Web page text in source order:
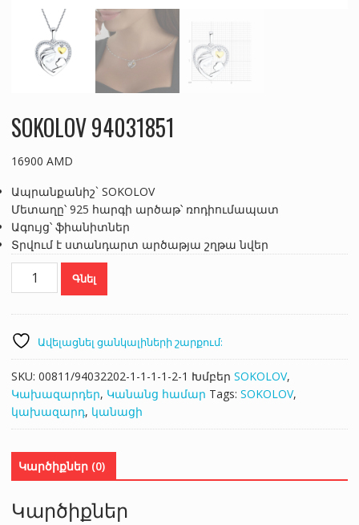
SOKOLOV 94031851
16900 AMD
Ապրանքանիշ` SOKOLOV
Մետաղը՝ 925 հարգի արծաթ՝ ռոդիումապատ
Ագույց՝ ֆիանիտներ
Տրվում է ստանդարտ արծաթյա շղթա նվեր
SOKOLOV
94031851
Գնել
Ավելացնել ցանկալիների շարքում:
SKU: 00811/94032202-1-1-1-1-2-1 Խմբեր SOKOLOV,
Կախազարդեր, Կանանց համար Tags: SOKOLOV,
կախազարդ, կանացի
Կարծիքներ (0)
Կարծիքներ